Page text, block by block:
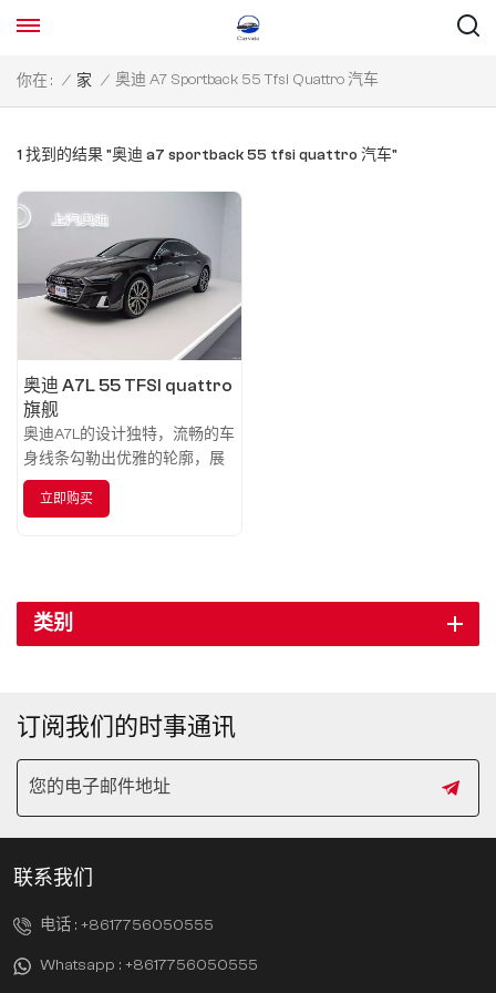
你在 : / 家 / 奥迪 A7 Sportback 55 Tfsi Quattro 汽车
1 找到的结果 "奥迪 a7 sportback 55 tfsi quattro 汽车"
奥迪 A7L 55 TFSI quattro
旗舰
奥迪A7L的设计独特，流畅的车
身线条勾勒出优雅的轮廓，展
现出运动与优雅的完美结合。
立即购买
类别
订阅我们的时事通讯
联系我们
电话 : +8617756050555
Whatsapp : +8617756050555